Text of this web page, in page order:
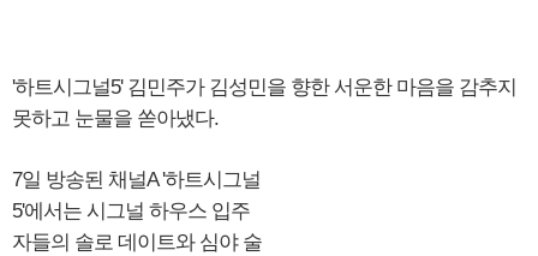
'하트시그널5' 김민주가 김성민을 향한 서운한 마음을 감추지
못하고 눈물을 쏟아냈다.
7일 방송된 채널A '하트시그널
5'에서는 시그널 하우스 입주
자들의 솔로 데이트와 심야 술